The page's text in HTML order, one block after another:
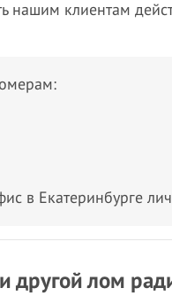
нашим клиентам
в Екатеринбурге
другой лом